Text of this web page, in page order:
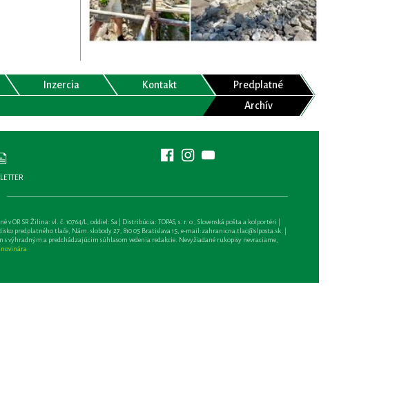
Inzercia Kontakt
Predplatné
Archív
OR SR Žilina: vl. č. 10764/L, oddiel: Sa | Distribúcia: TOPAS, s. r. o., Slovenská pošta a kolportéri |
predplatného tlače, Nám. slobody 27, 810 05 Bratislava 15, e-mail:zahranicna.tlac@slposta.sk. |
výhradným a predchádzajúcim súhlasom vedenia redakcie. Nevyžiadané rukopisy nevraciame,
novinára